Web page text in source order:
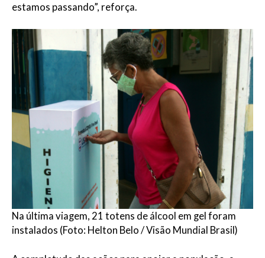
estamos passando”, reforça.
Na última viagem, 21 totens de álcool em gel foram
instalados (Foto: Helton Belo / Visão Mundial Brasil)